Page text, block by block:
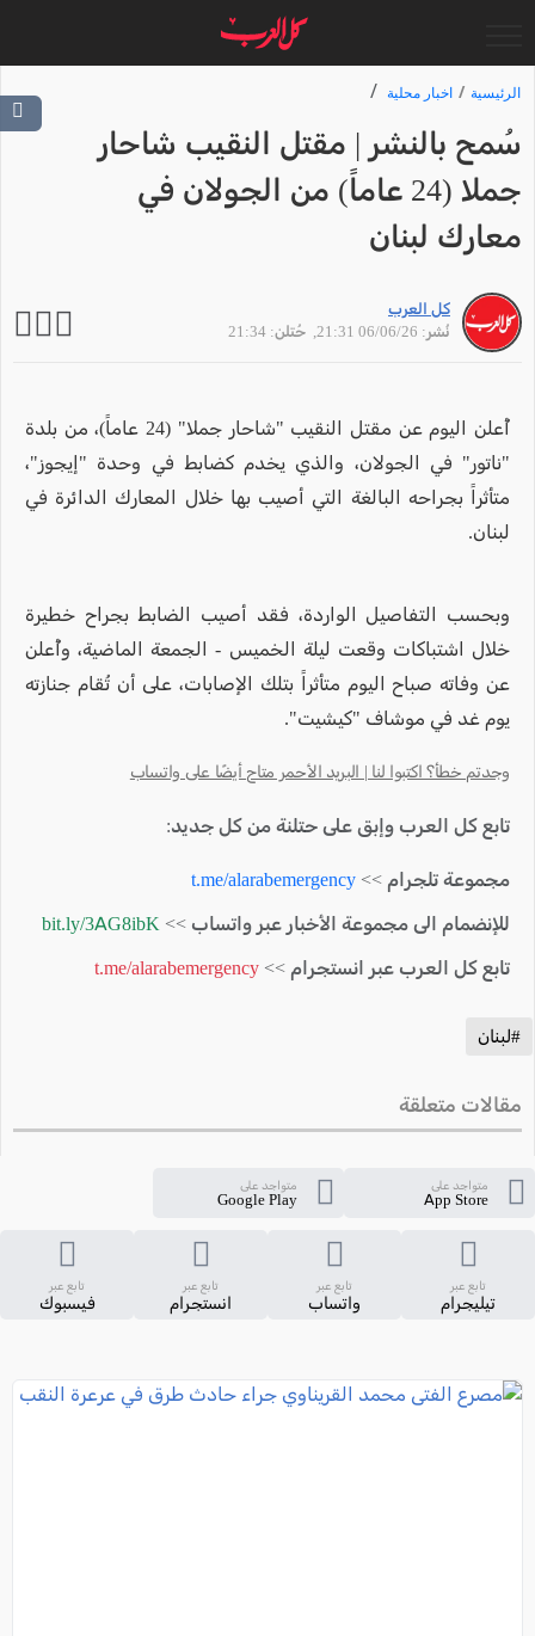
الرئيسية اخبار محلية
سُمح بالنشر | مقتل النقيب شاحار
جملا (24 عاماً) من الجولان في
معارك لبنان
كل العرب
نُشر: 06/06/26 21:31
, حُتلن: 21:34
أُعلن اليوم عن مقتل النقيب "شاحار جملا" (24 عاماً)، من بلدة
"ناتور" في الجولان، والذي يخدم كضابط في وحدة "إيجوز"،
متأثراً بجراحه البالغة التي أصيب بها خلال المعارك الدائرة في
لبنان.
وبحسب التفاصيل الواردة، فقد أصيب الضابط بجراح خطيرة
خلال اشتباكات وقعت ليلة الخميس - الجمعة الماضية، وأُعلن
عن وفاته صباح اليوم متأثراً بتلك الإصابات، على أن تُقام جنازته
يوم غد في موشاف "كيشيت".
وجدتم خطأ؟ اكتبوا لنا | البريد الأحمر متاح أيضًا على واتساب
تابع كل العرب وإبق على حتلنة من كل جديد:
مجموعة تلجرام >> t.me/alarabemergency
للإنضمام الى مجموعة الأخبار عبر واتساب >> bit.ly/3AG8ibK
تابع كل العرب عبر انستجرام >> t.me/alarabemergency
#لبنان
مقالات متعلقة
متواجد على
App Store
متواجد على
Google Play
تابع عبر
تيليجرام
تابع عبر
واتساب
تابع عبر
انستجرام
تابع عبر
فيسبوك